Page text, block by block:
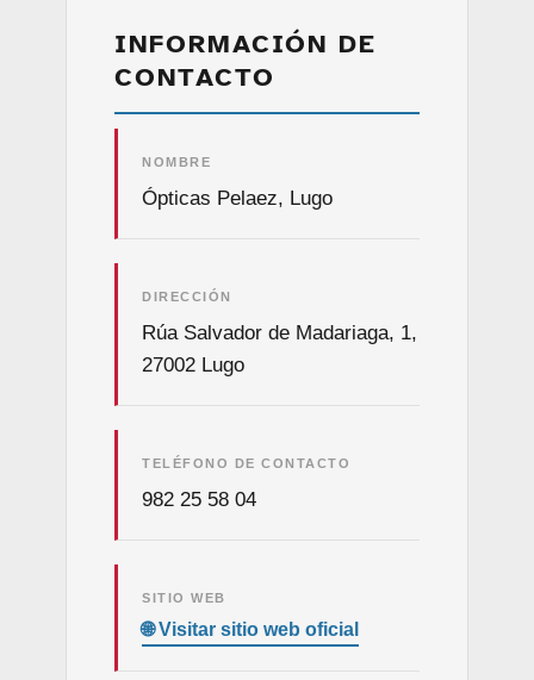
INFORMACIÓN DE
CONTACTO
NOMBRE
Ópticas Pelaez, Lugo
DIRECCIÓN
Rúa Salvador de Madariaga, 1,
27002 Lugo
TELÉFONO DE CONTACTO
982 25 58 04
SITIO WEB